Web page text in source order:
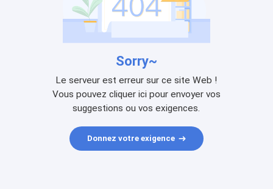
Sorry~
Le serveur est erreur sur ce site Web !
Vous pouvez cliquer ici pour envoyer vos
suggestions ou vos exigences.
Donnez votre exigence